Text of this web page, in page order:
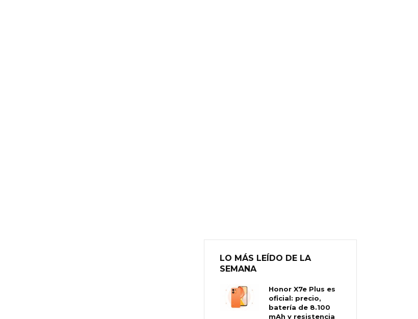
LO MÁS LEÍDO DE LA
SEMANA
Honor X7e Plus es
oficial: precio,
batería de 8.100
mAh y resistencia